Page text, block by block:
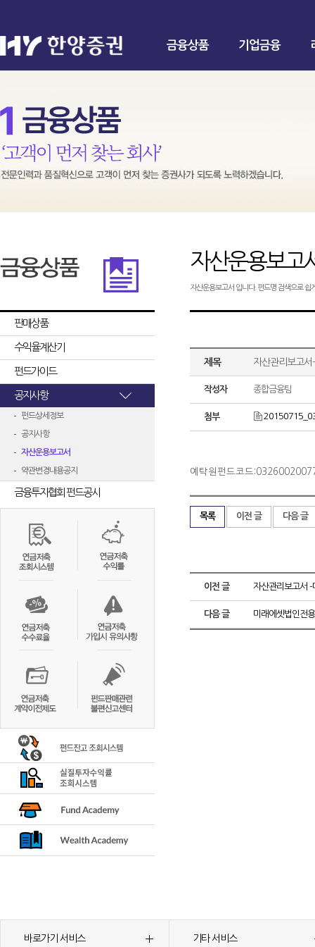
금융상품 기업금융
판매상품
수익율계산기
펀드가이드
공지사항
펀드상세정보
공지사항
자산운용보고서
약관변경내용공지
금융투자협회 펀드공시
자산운용보고
자산운용보고서 입니다. 펀드명 검색으로 쉽
제목 자산관리보고
작성자 종합금융팀
첨부
예탁원펀드코드
목록 이전 글 다음 글
이전 글 자산관리보고서
다음 글 미래에셋법인전
바로가기 서비스 기타 서비스